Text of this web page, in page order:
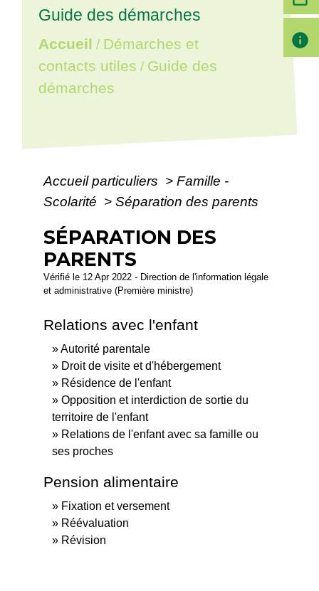
Guide des démarches
Accueil / Démarches et
contacts utiles / Guide des
démarches
Accueil particuliers > Famille -
Scolarité > Séparation des parents
SÉPARATION DES
PARENTS
Vérifié le 12 Apr 2022 - Direction de l'information légale
et administrative (Première ministre)
Relations avec l'enfant
Autorité parentale
Droit de visite et d'hébergement
Résidence de l'enfant
Opposition et interdiction de sortie du
territoire de l'enfant
Relations de l'enfant avec sa famille ou
ses proches
Pension alimentaire
Fixation et versement
Réévaluation
Révision
info